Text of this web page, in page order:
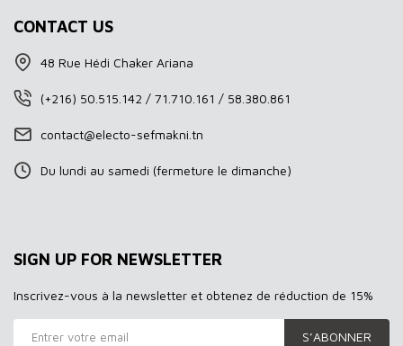
CONTACT US
48 Rue Hédi Chaker Ariana
(+216) 50.515.142 / 71.710.161 / 58.380.861
contact@electo-sefmakni.tn
Du lundi au samedi (fermeture le dimanche)
SIGN UP FOR NEWSLETTER
Inscrivez-vous à la newsletter et obtenez de réduction de 15%
S’ABONNER